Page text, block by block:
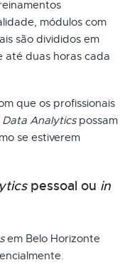
módulos com
são divididos em
até duas horas cada
que os profissionais
Data Analyticspossam
se estiverem
pessoal ou in
em Belo Horizonte